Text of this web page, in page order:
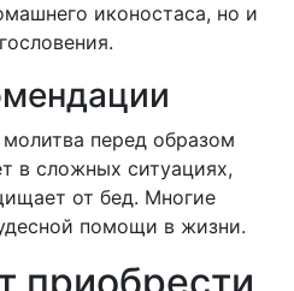
иконостаса, но и
перед образом
в сложных ситуациях,
от бед. Многие
помощи в жизни.